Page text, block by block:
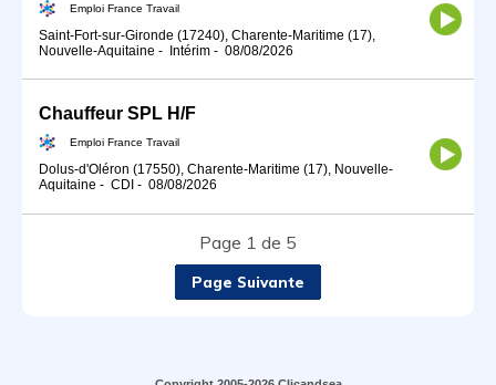
Emploi France Travail
Saint-Fort-sur-Gironde (17240), Charente-Maritime (17),
Nouvelle-Aquitaine - Intérim - 08/08/2026
Chauffeur SPL H/F
Emploi France Travail
Dolus-d'Oléron (17550), Charente-Maritime (17), Nouvelle-
Aquitaine - CDI - 08/08/2026
Page 1 de 5
Page Suivante